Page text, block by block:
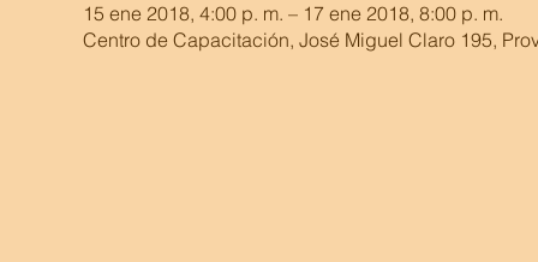
15 ene 2018, 4:00 p. m. – 17 ene 2018, 8:00 p. m.
Centro de Capacitación, José Miguel Claro 195,